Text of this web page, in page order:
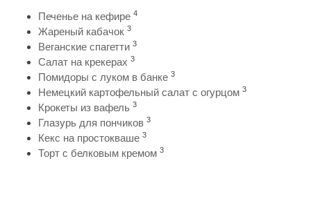
Печенье на кефире 4
Жареный кабачок 3
Веганские спагетти 3
Салат на крекерах 3
Помидоры с луком в банке 3
Немецкий картофельный салат с огурцом 3
Крокеты из вафель 3
Глазурь для пончиков 3
Кекс на простокваше 3
Торт с белковым кремом 3